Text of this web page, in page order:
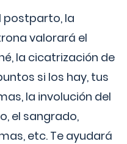
postparto, la
valorará el
la cicatrización de
si los hay, tus
la involución del
el sangrado,
etc. Te ayudará